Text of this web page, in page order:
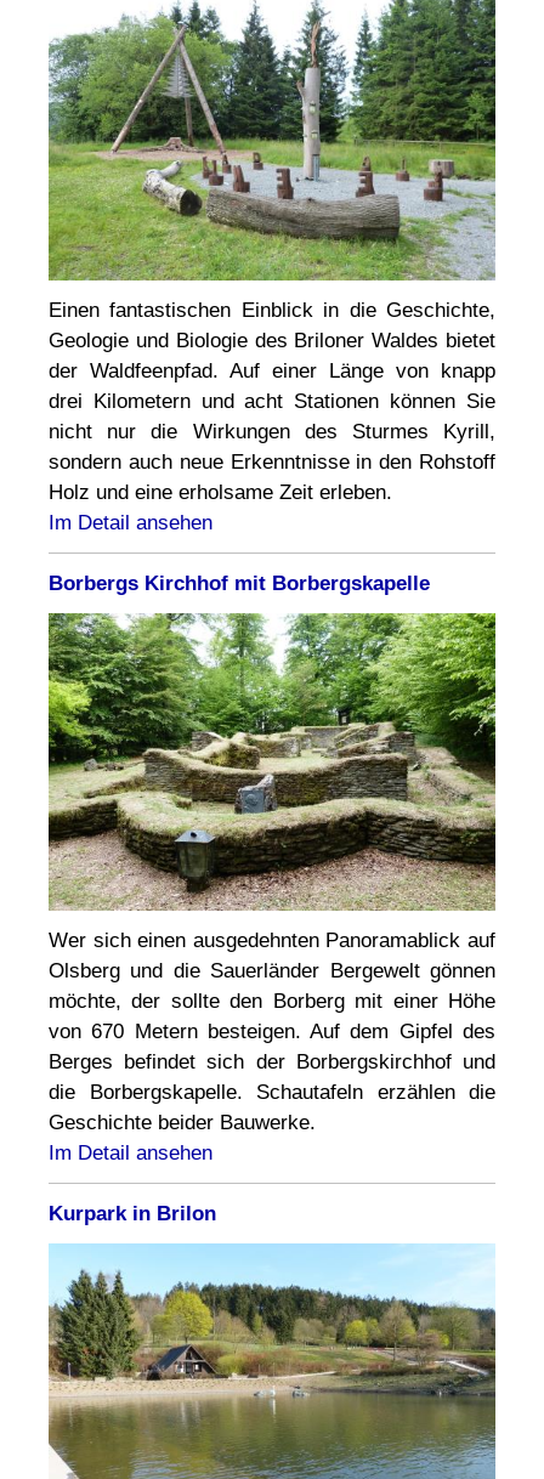
Einen fantastischen Einblick in die Geschichte,
Geologie und Biologie des Briloner Waldes bietet
der Waldfeenpfad. Auf einer Länge von knapp
drei Kilometern und acht Stationen können Sie
nicht nur die Wirkungen des Sturmes Kyrill,
sondern auch neue Erkenntnisse in den Rohstoff
Holz und eine erholsame Zeit erleben.
Im Detail ansehen
Borbergs Kirchhof mit Borbergskapelle
Wer sich einen ausgedehnten Panoramablick auf
Olsberg und die Sauerländer Bergewelt gönnen
möchte, der sollte den Borberg mit einer Höhe
von 670 Metern besteigen. Auf dem Gipfel des
Berges befindet sich der Borbergskirchhof und
die Borbergskapelle. Schautafeln erzählen die
Geschichte beider Bauwerke.
Im Detail ansehen
Kurpark in Brilon